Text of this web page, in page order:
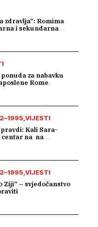
zdravlja“: Romima
i sekundarna
za nabavku
Rome
VIJESTI
Kali Sara-
na na
VIJESTI
Ziji“ – svjedočanstvo